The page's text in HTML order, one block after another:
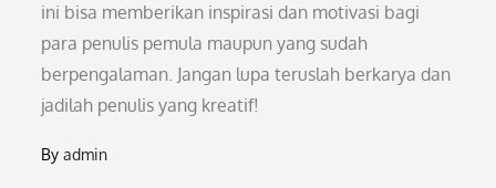
ini bisa memberikan inspirasi dan motivasi bagi
para penulis pemula maupun yang sudah
berpengalaman. Jangan lupa teruslah berkarya dan
jadilah penulis yang kreatif!
Byadmin